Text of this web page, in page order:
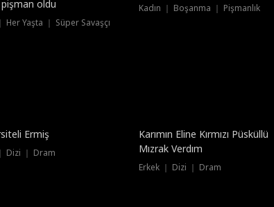
oldu
Her Yaşta ｜ Süper Savaşçı
Kadın ｜ Boşanma ｜ Pişmanlık
Ermiş
Dizi ｜ Dram
Dublajlı
Karımın Eline Kırmızı Püsküllü
Mızrak Verdım
Erkek ｜ Dizi ｜ Dram